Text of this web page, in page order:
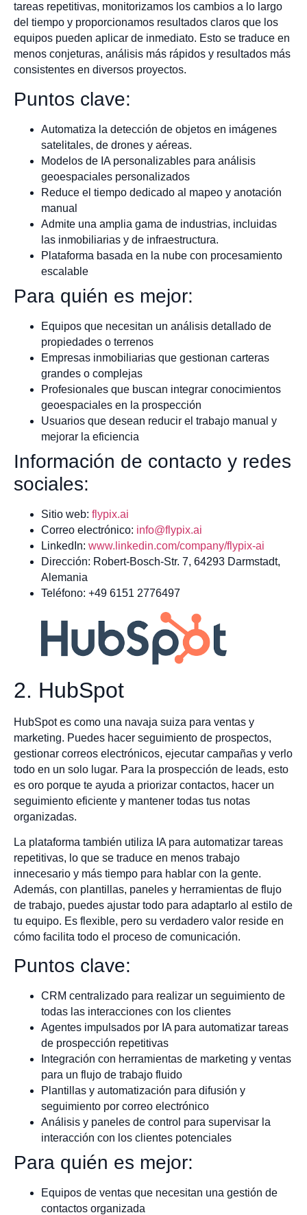
tareas repetitivas, monitorizamos los cambios a lo largo
del tiempo y proporcionamos resultados claros que los
equipos pueden aplicar de inmediato. Esto se traduce en
menos conjeturas, análisis más rápidos y resultados más
consistentes en diversos proyectos.
Puntos clave:
Automatiza la detección de objetos en imágenes
satelitales, de drones y aéreas.
Modelos de IA personalizables para análisis
geoespaciales personalizados
Reduce el tiempo dedicado al mapeo y anotación
manual
Admite una amplia gama de industrias, incluidas
las inmobiliarias y de infraestructura.
Plataforma basada en la nube con procesamiento
escalable
Para quién es mejor:
Equipos que necesitan un análisis detallado de
propiedades o terrenos
Empresas inmobiliarias que gestionan carteras
grandes o complejas
Profesionales que buscan integrar conocimientos
geoespaciales en la prospección
Usuarios que desean reducir el trabajo manual y
mejorar la eficiencia
Información de contacto y redes
sociales:
Sitio web: flypix.ai
Correo electrónico: info@flypix.ai
LinkedIn: www.linkedin.com/company/flypix-ai
Dirección: Robert-Bosch-Str. 7, 64293 Darmstadt,
Alemania
Teléfono: +49 6151 2776497
2. HubSpot
HubSpot es como una navaja suiza para ventas y
marketing. Puedes hacer seguimiento de prospectos,
gestionar correos electrónicos, ejecutar campañas y verlo
todo en un solo lugar. Para la prospección de leads, esto
es oro porque te ayuda a priorizar contactos, hacer un
seguimiento eficiente y mantener todas tus notas
organizadas.
La plataforma también utiliza IA para automatizar tareas
repetitivas, lo que se traduce en menos trabajo
innecesario y más tiempo para hablar con la gente.
Además, con plantillas, paneles y herramientas de flujo
de trabajo, puedes ajustar todo para adaptarlo al estilo de
tu equipo. Es flexible, pero su verdadero valor reside en
cómo facilita todo el proceso de comunicación.
Puntos clave:
CRM centralizado para realizar un seguimiento de
todas las interacciones con los clientes
Agentes impulsados por IA para automatizar tareas
de prospección repetitivas
Integración con herramientas de marketing y ventas
para un flujo de trabajo fluido
Plantillas y automatización para difusión y
seguimiento por correo electrónico
Análisis y paneles de control para supervisar la
interacción con los clientes potenciales
Para quién es mejor:
Equipos de ventas que necesitan una gestión de
contactos organizada